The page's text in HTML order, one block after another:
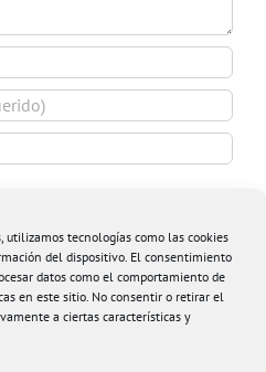
utilizamos tecnologías como las cookies
del dispositivo. El consentimiento
datos como el comportamiento de
en este sitio. No consentir o retirar el
a ciertas características y
vez que comente.